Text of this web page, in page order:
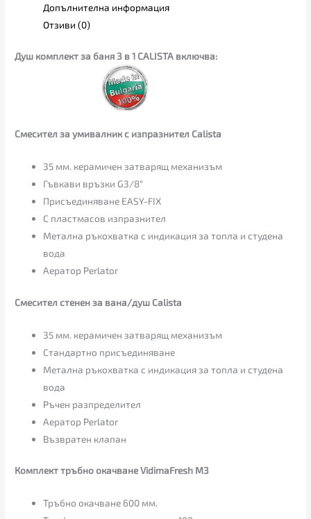
Допълнителна информация
Отзиви (0)
Душ комплект за баня 3 в 1 CALISTA включва:
Смесител за умивалник с изпразнител Calista
35 мм. керамичен затварящ механизъм
Гъвкави връзки G3/8“
Присъединяване EASY-FIX
С пластмасов изпразнител
Метална ръкохватка с индикация за топла и студена
вода
Аератор Perlator
Смесител стенен за вана/душ Calista
35 мм. керамичен затварящ механизъм
Стандартно присъединяване
Метална ръкохватка с индикация за топла и студена
вода
Ръчен разпределител
Аератор Perlator
Възвратен клапан
Комплект тръбно окачване VidimaFresh М3
Тръбно окачване 600 мм.